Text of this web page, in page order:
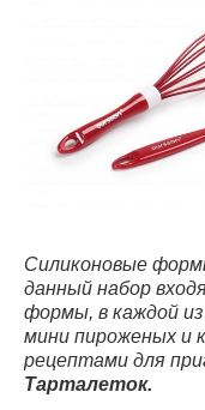
Силиконовые
данный набор
формы, в каждой
мини пироженых и
рецептами для
Тарталеток.